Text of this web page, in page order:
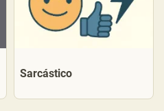
Sarcástico